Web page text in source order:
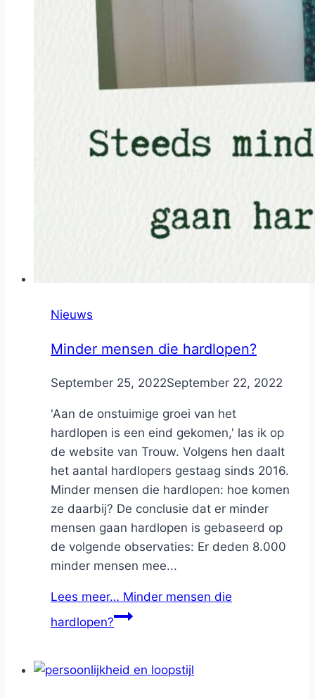
Nieuws
Minder mensen die hardlopen?
ByNicole
September 25, 2022September 22, 2022
'Aan de onstuimige groei van het
hardlopen is een eind gekomen,' las ik op
de website van Trouw. Volgens hen daalt
het aantal hardlopers gestaag sinds 2016.
Minder mensen die hardlopen: hoe komen
ze daarbij? De conclusie dat er minder
mensen gaan hardlopen is gebaseerd op
de volgende observaties: Er deden 8.000
minder mensen mee...
Lees meer… Minder mensen die
hardlopen?